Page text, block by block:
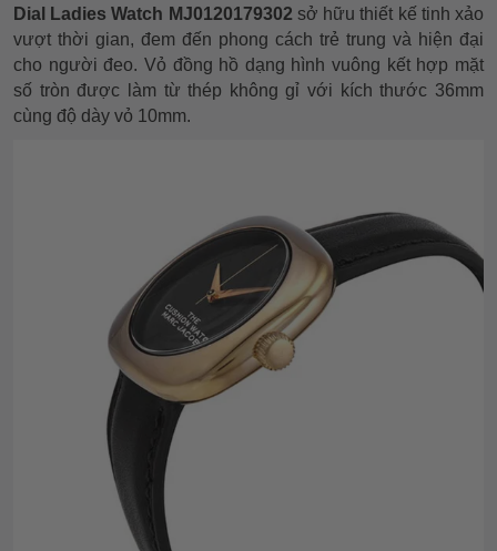
Dial Ladies Watch MJ0120179302 sở hữu thiết kế tinh xảo
vượt thời gian, đem đến phong cách trẻ trung và hiện đại
cho người đeo. Vỏ đồng hồ dạng hình vuông kết hợp mặt
số tròn được làm từ thép không gỉ với kích thước 36mm
cùng độ dày vỏ 10mm.